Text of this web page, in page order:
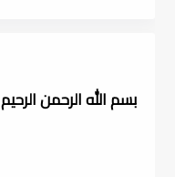
بسم الله الرحمن الرحيم